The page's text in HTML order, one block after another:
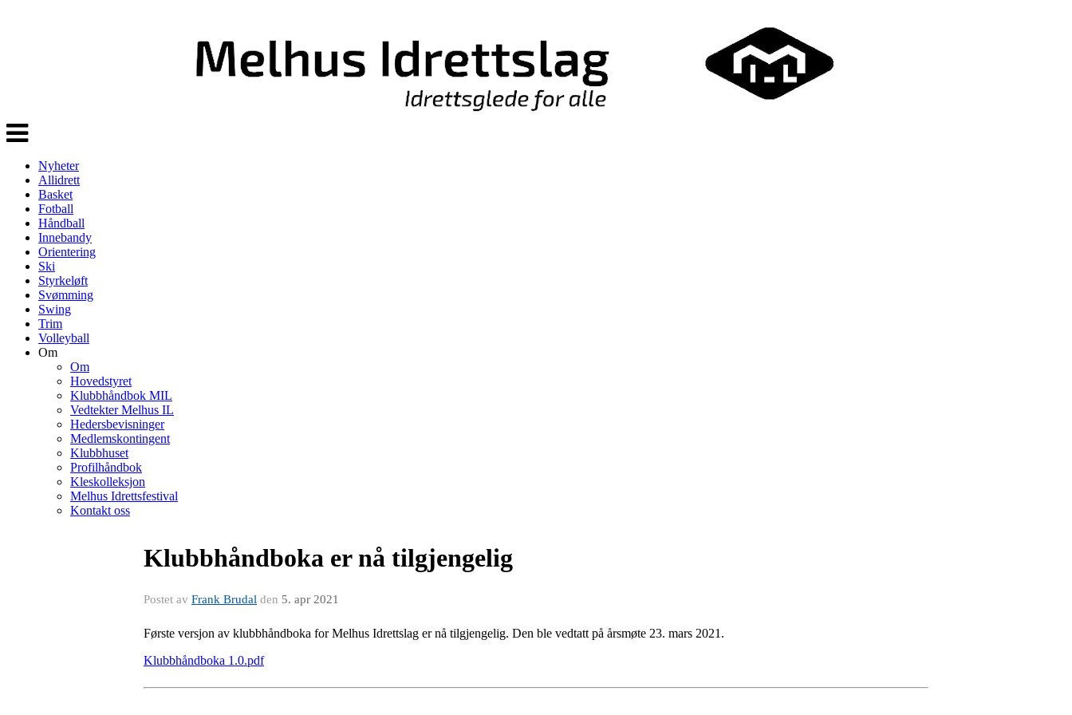
Veksle
navigasjon
Nyheter
Allidrett
Basket
Fotball
Håndball
Innebandy
Orientering
Ski
Styrkeløft
Svømming
Swing
Trim
Volleyball
Om
Om
Hovedstyret
Klubbhåndbok MIL
Vedtekter Melhus IL
Hedersbevisninger
Medlemskontingent
Klubbhuset
Profilhåndbok
Kleskolleksjon
Melhus Idrettsfestival
Kontakt oss
Klubbhåndboka er nå tilgjengelig
Postet av Frank Brudal den 5. apr 2021
Første versjon av klubbhåndboka for Melhus Idrettslag er nå tilgjengelig. Den ble vedtatt på årsmøte 23. mars 2021.
Klubbhåndboka 1.0.pdf